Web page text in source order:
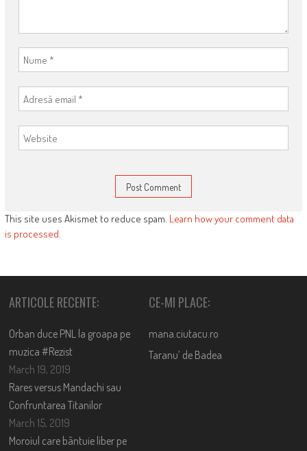
This site uses Akismet to reduce spam. Learn how your comment data
is processed.
ARTICOLE RECENTE:
Orban duce PNL la groapa pe
muzica #Rezist
March 19, 2019
Rares versus Mandachi sau
Confruntarea Titanilor
March 15, 2019
Moroiul care bântuie liber pe
CE-MI PLACE:
mana.ciutacu.ro
Taranu’ de Badea